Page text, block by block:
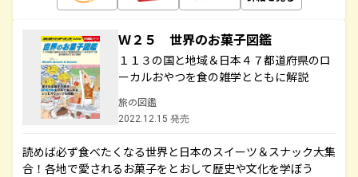
Ｗ２５ 世界のお菓子図鑑
１１３の国と地域＆日本４７都道府県のロ
ーカルおやつを食の雑学とともに解説
旅の図鑑
2022.12.15 発売
読めば必ず食べたくなる世界と日本のスイーツ＆スナック大集
合！各地で愛されるお菓子をとおして歴史や文化を学ぼう